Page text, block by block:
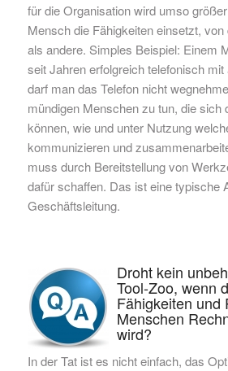
für die Organisation wird umso
Mensch die Fähigkeiten einsetzt,
als andere. Simples Beispiel: Einem
seit Jahren erfolgreich telefonisch
darf man das Telefon nicht
mündigen Menschen zu tun, die sich
können, wie und unter Nutzung
kommunizieren und
muss durch Bereitstellung von
dafür schaffen. Das ist eine typische
Geschäftsleitung.
Droht kein
Tool-Zoo, wenn
Fähigkeiten und
Menschen
wird?
In der Tat ist es nicht einfach, das